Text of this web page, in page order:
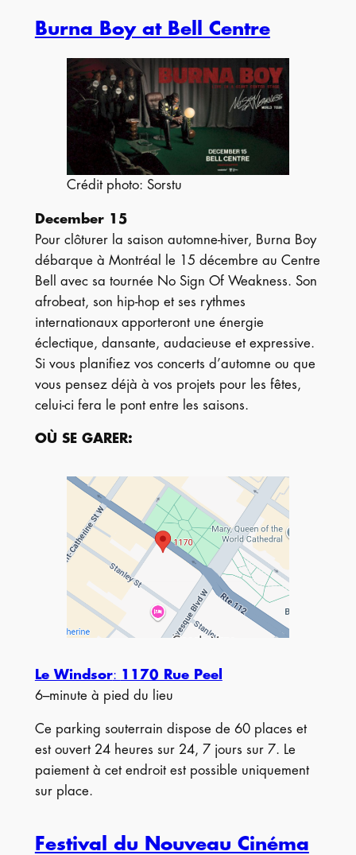
Burna Boy at Bell Centre
Crédit photo: Sorstu
December 15
Pour clôturer la saison automne-hiver, Burna Boy
débarque à Montréal le 15 décembre au Centre
Bell avec sa tournée No Sign Of Weakness. Son
afrobeat, son hip-hop et ses rythmes
internationaux apporteront une énergie
éclectique, dansante, audacieuse et expressive.
Si vous planifiez vos concerts d’automne ou que
vous pensez déjà à vos projets pour les fêtes,
celui-ci fera le pont entre les saisons.
OÙ SE GARER:
Le Windsor: 1170 Rue Peel
6–minute à pied du lieu
Ce parking souterrain dispose de 60 places et
est ouvert 24 heures sur 24, 7 jours sur 7. Le
paiement à cet endroit est possible uniquement
sur place.
Festival du Nouveau Cinéma